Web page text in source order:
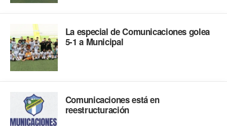
La especial de Comunicaciones golea
5-1 a Municipal
Comunicaciones está en
reestructuración